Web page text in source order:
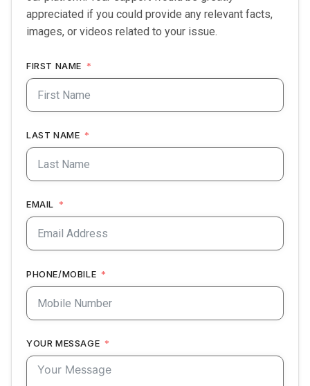
appreciated if you could provide any relevant facts,
images, or videos related to your issue.
FIRST NAME
LAST NAME
EMAIL
PHONE/MOBILE
YOUR MESSAGE